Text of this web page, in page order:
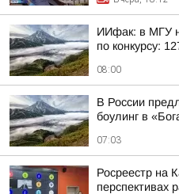
ИИфак: в МГУ
по конкурсу:
08:00
В России
боулинг в
07:03
Росреестр на